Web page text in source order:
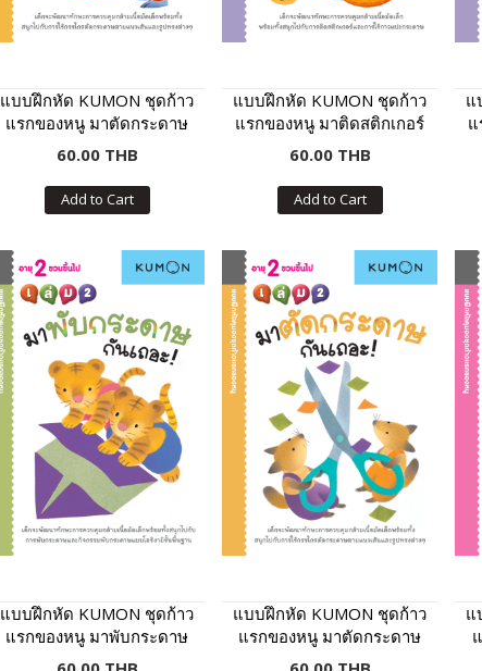
แบบฝึกหัด KUMON ชุดก้าว
แรกของหนู มาตัดกระดาษ
กันเถอะ : อาหารจานสนุก
60.00 THB
Add to Cart
แบบฝึกหัด KUMON ชุดก้าว
แรกของหนู มาติดสติกเกอร์
และแปะกระดาษกันเถอะ :
60.00 THB
Add to Cart
แ
แบบฝึกหัด KUMON ชุดก้าว
แรกของหนู มาพับกระดาษ
กันเถอะ เล่ม 2
แบบฝึกหัด KUMON ชุดก้าว
แรกของหนู มาตัดกระดาษ
กันเถอะ เล่ม 2
แ